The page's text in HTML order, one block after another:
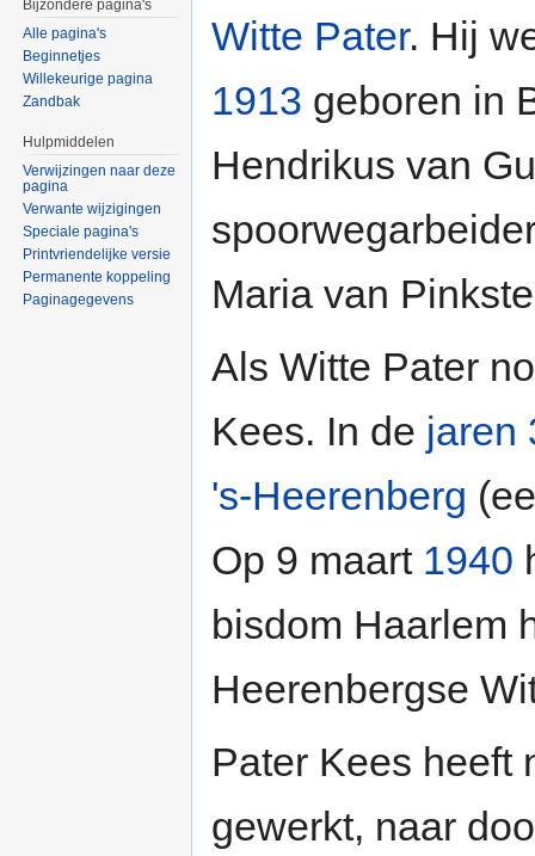
Witte Pater. Hij
1913 geboren in
Hendrikus van
Maria van
Als Witte Pater
Kees. In de jaren
's-Heerenberg
Op 9 maart 1940
bisdom Haarlem
Heerenbergse
Pater Kees heeft
gewerkt, naar
Bijzondere pagina's
Alle pagina's
Beginnetjes
Willekeurige pagina
Zandbak
Hulpmiddelen
Verwijzingen naar deze
pagina
Verwante wijzigingen
Speciale pagina's
Printvriendelijke versie
Permanente koppeling
Paginagegevens